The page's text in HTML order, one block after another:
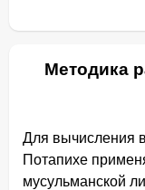
Методика
Для вычисления
Потапихе
мусульманской